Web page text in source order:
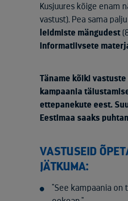
Kusjuures kõige enam
vastust). Pea sama
leidmiste mängudest
informatiivsete
Täname kõiki
kampaania
ettepanekute eest.
Eestimaa saaks
VASTUSEID
JÄTKUMA:
"See kampaania on